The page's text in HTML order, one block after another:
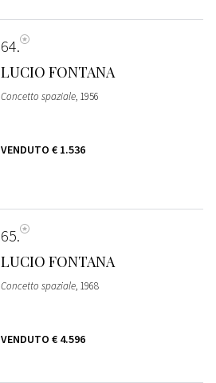
64
LUCIO FONTANA
Concetto spaziale, 1956
VENDUTO € 1.536
65
LUCIO FONTANA
Concetto spaziale, 1968
VENDUTO € 4.596